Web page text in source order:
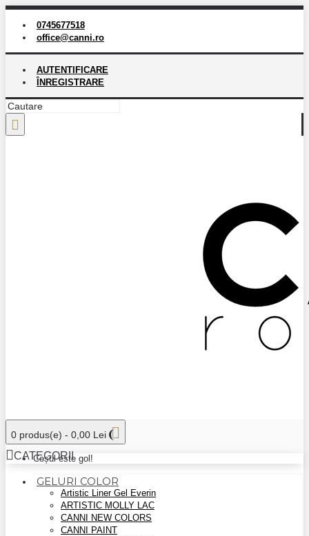
0745677518
office@canni.ro
AUTENTIFICARE
ÎNREGISTRARE
0 produs(e) - 0,00 Lei
Coșul este gol!
CATEGORII
GELURI COLOR
Artistic Liner Gel Everin
ARTISTIC MOLLY LAC
CANNI NEW COLORS
CANNI PAINT